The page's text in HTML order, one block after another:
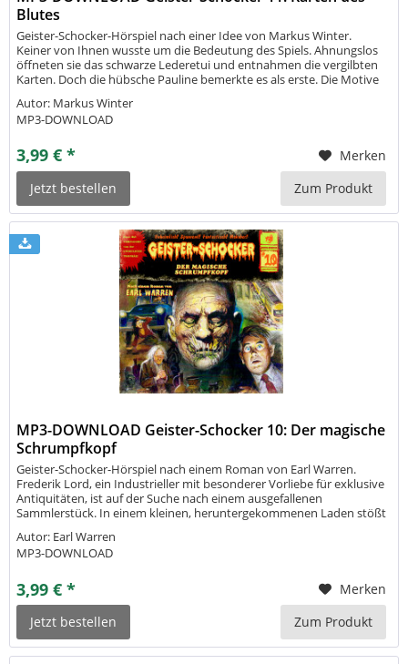
Blutes
Geister-Schocker-Hörspiel nach einer Idee von Markus Winter.
Keiner von Ihnen wusste um die Bedeutung des Spiels. Ahnungslos
öffneten sie das schwarze Lederetui und entnahmen die vergilbten
Karten. Doch die hübsche Pauline bemerkte es als erste. Die Motive
Autor: Markus Winter
MP3-DOWNLOAD
3,99 € *
Merken
Jetzt bestellen
Zum Produkt
MP3-DOWNLOAD Geister-Schocker 10: Der magische
Schrumpfkopf
Geister-Schocker-Hörspiel nach einem Roman von Earl Warren.
Frederik Lord, ein Industrieller mit besonderer Vorliebe für exklusive
Antiquitäten, ist auf der Suche nach einem ausgefallenen
Sammlerstück. In einem kleinen, heruntergekommenen Laden stößt
seinem...
Autor: Earl Warren
MP3-DOWNLOAD
3,99 € *
Merken
Jetzt bestellen
Zum Produkt